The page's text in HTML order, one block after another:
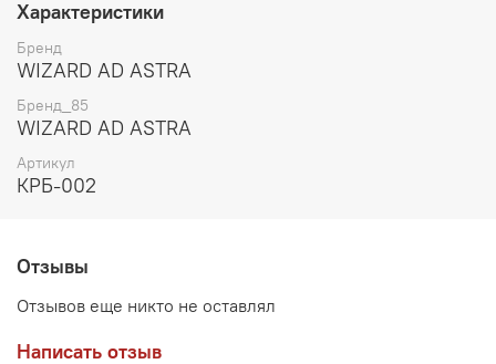
магических практиках. В книгу входят описания техник
работы, схем диагностики и множество рисунков,
которые помогут вам овладеть этим инструментом.
ограничивать себя в использовании техник биолокации
или хочет большей осознанности в применении своих
экстрасенсорных способностей. Комплект – 2 рамки,
книга
Характеристики
Бренд
WIZARD AD ASTRA
Бренд_85
WIZARD AD ASTRA
Артикул
КРБ-002
Отзывы
Отзывов еще никто не оставлял
Написать отзыв